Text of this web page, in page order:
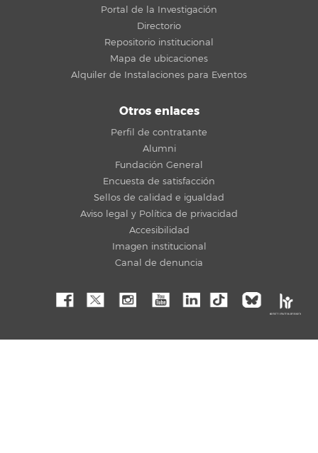
Portal de la Investigación
Directorio
Repositorio institucional
Mapa de ubicaciones
Alquiler de Instalaciones para Eventos
Otros enlaces
Perfil de contratante
Alumni
Fundación General
Encuesta de satisfacción
Sellos de calidad e igualdad
Aviso legal y Política de privacidad
Accesibilidad
Imagen institucional
Canal de denuncia